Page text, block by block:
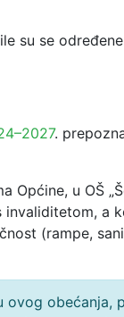
su se
.
Općine, u OŠ
invaliditetom, a
(rampe,
obećanja,